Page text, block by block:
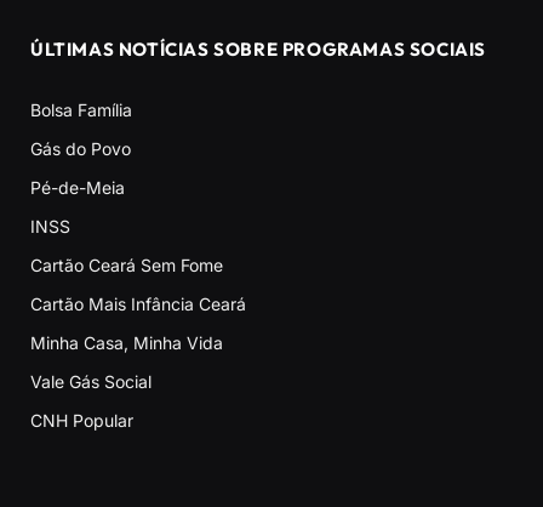
ÚLTIMAS NOTÍCIAS SOBRE PROGRAMAS SOCIAIS
Bolsa Família
Gás do Povo
Pé-de-Meia
INSS
Cartão Ceará Sem Fome
Cartão Mais Infância Ceará
Minha Casa, Minha Vida
Vale Gás Social
CNH Popular